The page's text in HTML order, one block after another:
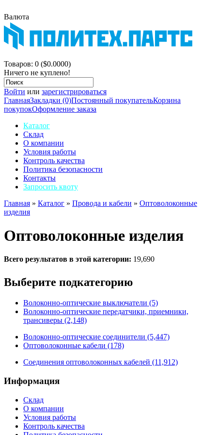
Валюта
$ р.
Корзина покупок
Товаров: 0 ($0.0000)
Ничего не куплено!
Войти или зарегистрироваться
ГлавнаяЗакладки (0)Постоянный покупательКорзина
покупокОформление заказа
Каталог
Склад
О компании
Условия работы
Контроль качества
Политика безопасности
Контакты
Запросить квоту
Главная » Каталог » Провода и кабели » Оптоволоконные
изделия
Оптоволоконные изделия
Всего результатов в этой категории: 19,690
Выберите подкатегорию
Волоконно-оптические выключатели (5)
Волоконно-оптические передатчики, приемники,
трансиверы (2,148)
Волоконно-оптические соединители (5,447)
Оптоволоконные кабели (178)
Соединения оптоволоконных кабелей (11,912)
Информация
Склад
О компании
Условия работы
Контроль качества